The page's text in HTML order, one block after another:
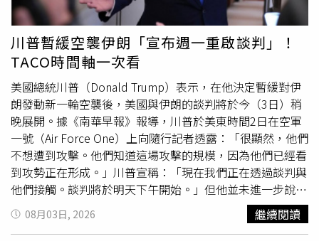
雖然太陽直徑約為月球的400倍，但距離地球也約是月球的
400倍，因此兩者在天空中的視直徑幾乎一致，只要站在日
全食帶上，就能看到月球完全遮住太陽，並露出平時難得一
見的太陽外層大氣，日冕（Corona）。日全食發生時，月
球將完全遮蔽太陽，天空短暫由白晝轉為黑夜。這次日全食
將於8月12日率先從俄羅斯北部偏遠地區開始，之後沿著
「日全食帶」一路橫越格陵蘭、冰島、西班牙及葡萄牙東北
部。其中，西班牙將是全球最佳觀測地點之一，日全食路徑
大致從北部城市奧維亞多（Oviedo）一路延伸至地中海的
馬約卡島（Mallorca），吸引不少天文迷提前規劃觀測行
程。值得注意的是，此次日全食帶也經過西班牙近年曾遭受
大規模野火侵襲的地區。科學界指出，在全球暖化及人為氣
候變遷影響下，當地野火發生頻率與規模都有增加趨勢，因
川普暫緩空襲伊朗「宣布週一重啟談判」！
TACO時間軸一次看
美國總統川普（Donald Trump）表示，在他決定暫緩對伊
朗發動新一輪空襲後，美國與伊朗的談判將於今（3日）稍
晚展開。據《南華早報》報導，川普於美東時間2日在空軍
一號（Air Force One）上向隨行記者透露：「很顯然，他們
不想遭到攻擊。他們知道這場攻擊的規模，因為他們已經看
到攻勢正在形成。」川普宣稱：「現在我們正在透過談判與
他們接觸。談判將於明天下午開始。」但他並未進一步說明
談判地點或與會人員。在談及自己的決策時，川普聲稱，伊
朗以及美國在西亞的合作夥伴，包括沙烏地阿拉伯、阿拉伯
08月03日, 2026 繼續閱讀